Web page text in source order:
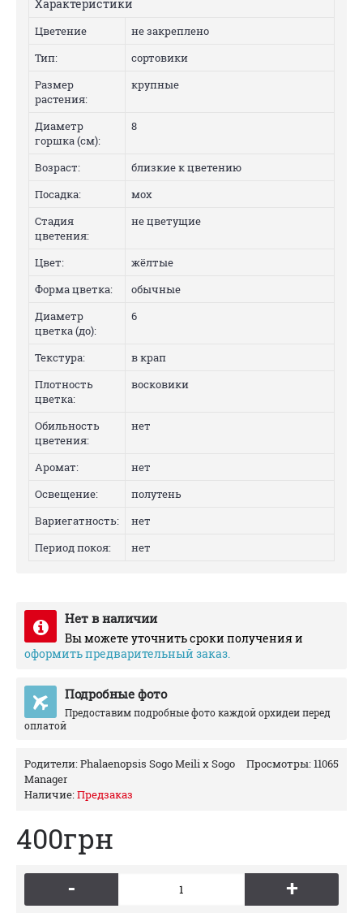
Характеристики
Цветение
не закреплено
Тип:
сортовики
Размер
растения:
крупные
Диаметр
горшка (см):
8
Возраст:
близкие к цветению
Посадка:
мох
Стадия
цветения:
не цветущие
Цвет:
жёлтые
Форма цветка:
обычные
Диаметр
цветка (до):
6
Текстура:
в крап
Плотность
цветка:
восковики
Обильность
цветения:
нет
Аромат:
нет
Освещение:
полутень
Вариегатность:
нет
Период покоя:
нет
Нет в наличии
Вы можете уточнить сроки получения и
оформить предварительный заказ.
Подробные фото
Предоставим подробные фото каждой орхидеи перед
оплатой
Просмотры: 11065
Родители:Phalaenopsis Sogo Meili x Sogo
Manager
Наличие:Предзаказ
400грн
- +